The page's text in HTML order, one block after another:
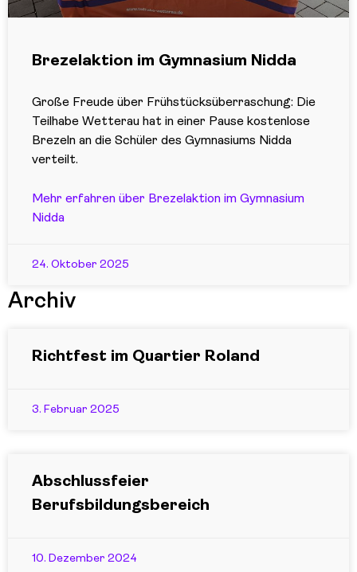
Brezelaktion im Gymnasium Nidda
Große Freude über Frühstücksüberraschung: Die
Teilhabe Wetterau hat in einer Pause kostenlose
Brezeln an die Schüler des Gymnasiums Nidda
verteilt.
Mehr erfahren über Brezelaktion im Gymnasium
Nidda
24. Oktober 2025
Archiv
Richtfest im Quartier Roland
3. Februar 2025
Abschlussfeier
Berufsbildungsbereich
10. Dezember 2024